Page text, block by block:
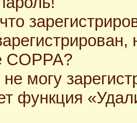
COPPA?
могу
функция